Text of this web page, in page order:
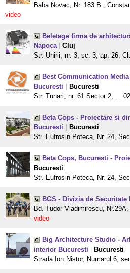
Baba Novac, Nr. 183 B ,
video
Beletage firma de
Napoca
Cluj
Str. Unirii, nr. 3, sc. 3, ap. 26,
Best Communication
Bucuresti
Bucuresti
Str. Tunari, nr. 61 Sector 2, ...
Beta Cops - Proiectare si
Bucuresti
Bucuresti
Str. Eufrosin Poteca, Nr. 24,
Beta Cops, Bucuresti -
Bucuresti
Str. Eufrosin Poteca, Nr. 24,
BGS - Divizia de Securitate
Bd. Tudor Vladimirescu,
video
Big Architecture Studio -
interior Bucuresti
Bucuresti
Strada Ion Nistor, Numarul 6,